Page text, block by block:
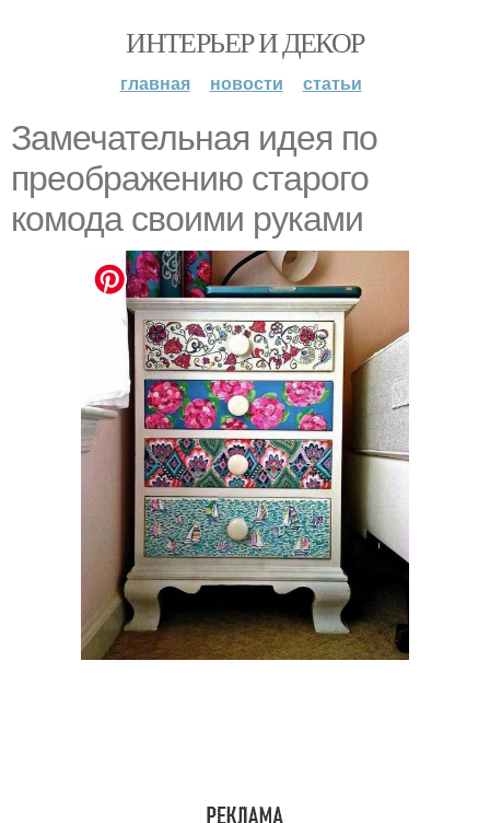
ИНТЕРЬЕР И ДЕКОР
главная новости статьи
Замечательная идея по
преображению старого
комода своими руками